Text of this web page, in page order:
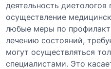
деятельность диетологов
осуществление
любые меры по
лечению состояний,
могут осуществляться
специалистами. Это